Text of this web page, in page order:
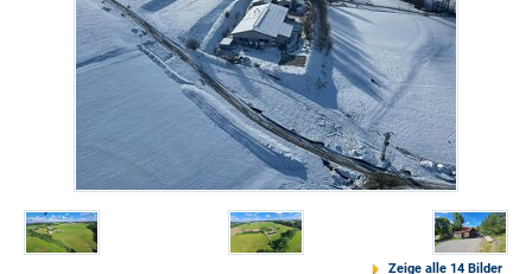
Zeige alle 14 Bilder